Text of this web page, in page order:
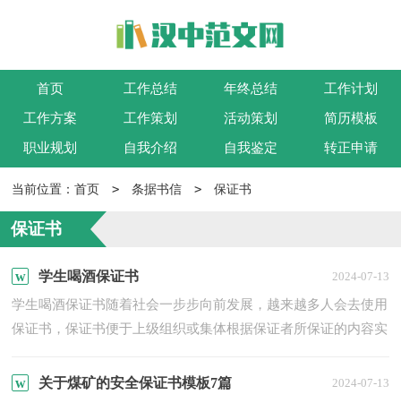
首页 工作总结 年终总结 工作计划
工作方案 工作策划 活动策划 简历模板
职业规划 自我介绍 自我鉴定 转正申请
当前位置：首页 > 条据书信 > 保证书
保证书
学生喝酒保证书 2024-07-13
学生喝酒保证书随着社会一步步向前发展，越来越多人会去使用
保证书，保证书便于上级组织或集体根据保证者所保证的内容实
关于煤矿的安全保证书模板7篇 2024-07-13